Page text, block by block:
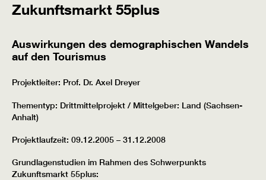
Zukunftsmarkt 55plus
Auswirkungen des demographischen Wandels
auf den Tourismus
Projektleiter: Prof. Dr. Axel Dreyer
Thementyp: Drittmittelprojekt / Mittelgeber: Land (Sachsen-
Anhalt)
Projektlaufzeit: 09.12.2005 – 31.12.2008
Grundlagenstudien im Rahmen des Schwerpunkts
Zukunftsmarkt 55plus: